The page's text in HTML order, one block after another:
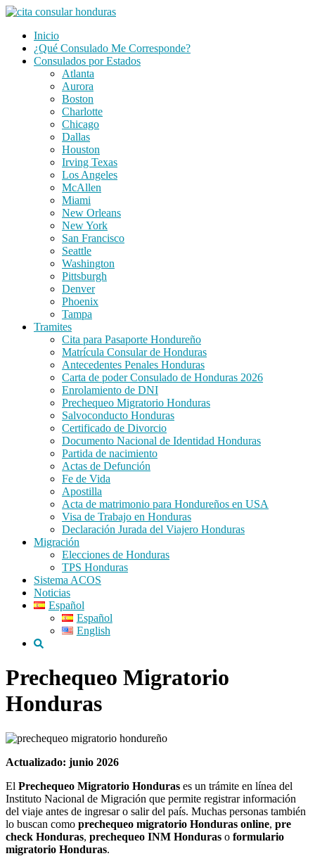
Saltar
contenido
Inicio
¿Qué Consulado Me Corresponde?
Consulados por Estados
Atlanta
Aurora
Boston
Charlotte
Chicago
Dallas
Houston
Irving Texas
Los Angeles
McAllen
Miami
New Orleans
New York
San Francisco
Seattle
Washington
Pittsburgh
Denver
Phoenix
Tampa
Tramites
Cita para Pasaporte Hondureño
Matrícula Consular de Honduras
Antecedentes Penales Honduras
Carta de poder Consulado de Honduras 2026
Enrolamiento de DNI
Prechequeo Migratorio Honduras
Salvoconducto Honduras
Certificado de Divorcio
Documento Nacional de Identidad Honduras
Partida de nacimiento
Actas de Defunción
Fe de Vida
Apostilla
Acta de matrimonio para Hondureños en USA
Visa de Trabajo en Honduras
Declaración Jurada del Viajero Honduras
Migración
Elecciones de Honduras
TPS Honduras
Sistema ACOS
Noticias
Español
Español
English
Prechequeo Migratorio
Honduras
Actualizado: junio 2026
El Prechequeo Migratorio Honduras es un trámite en línea del
Instituto Nacional de Migración que permite registrar información
del viaje antes de ingresar o salir del país. Muchas personas también
lo buscan como prechequeo migratorio Honduras online, pre
check Honduras, prechequeo INM Honduras o formulario
migratorio Honduras.